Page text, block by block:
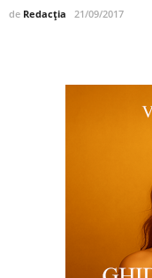
de Redacția 21/09/2017